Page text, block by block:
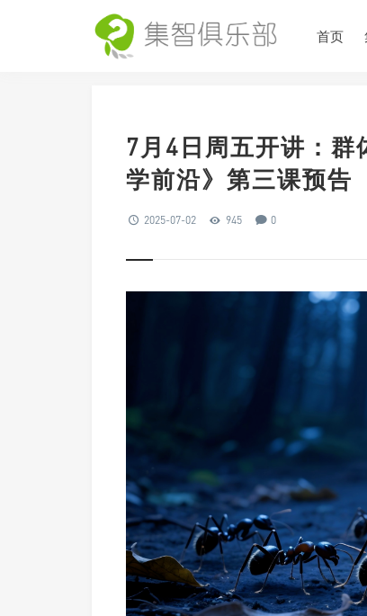
首页
7月4日周五开讲：
学前沿》第三课预告
2025-07-02 945 0